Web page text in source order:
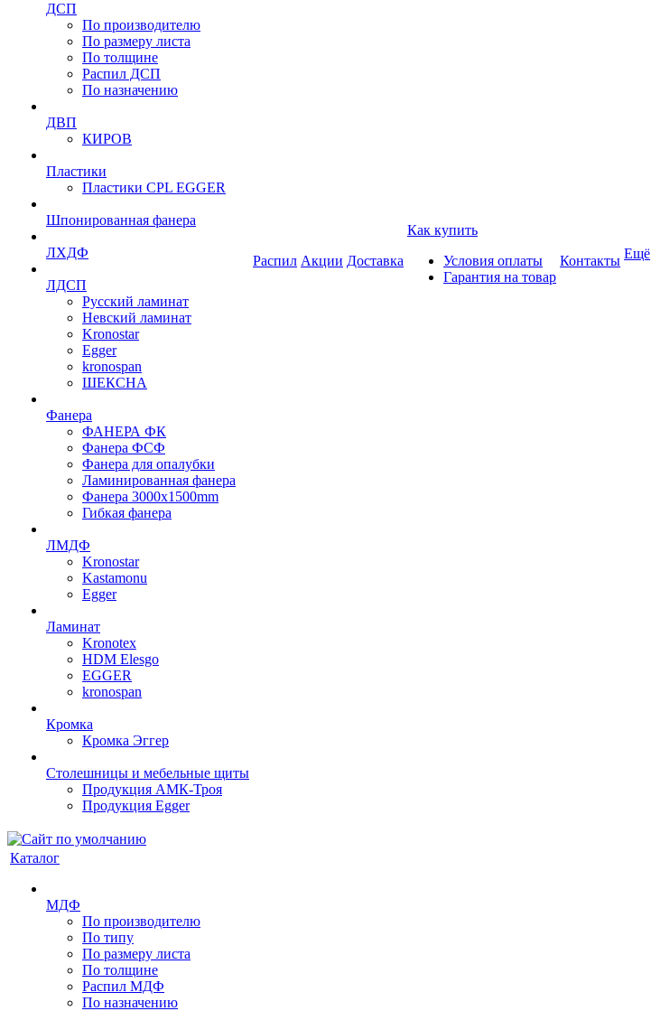
ДСП
По производителю
По размеру листа
По толщине
Распил ДСП
По назначению
ДВП
КИРОВ
Пластики
Пластики CPL EGGER
Шпонированная фанера
ЛХДФ
ЛДСП
Русский ламинат
Невский ламинат
Kronostar
Egger
kronospan
ШЕКСНА
Фанера
ФАНЕРА ФК
Фанера ФСФ
Фанера для опалубки
Ламинированная фанера
Фанера 3000х1500mm
Гибкая фанера
ЛМДФ
Kronostar
Kastamonu
Egger
Ламинат
Kronotex
HDM Elesgo
EGGER
kronospan
Кромка
Кромка Эггер
Столешницы и мебельные щиты
Продукция АМК-Троя
Продукция Egger
Распил Акции Доставка
Как купить
Условия оплаты
Гарантия на товар
Контакты Ещё
Каталог
МДФ
По производителю
По типу
По размеру листа
По толщине
Распил МДФ
По назначению